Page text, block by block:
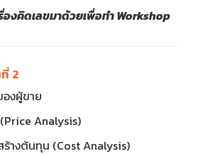
คิดเลขมาด้วยเพื่อทำ Workshop
2
งผู้ขาย
(Price Analysis)
ร้างต้นทุน (Cost Analysis)